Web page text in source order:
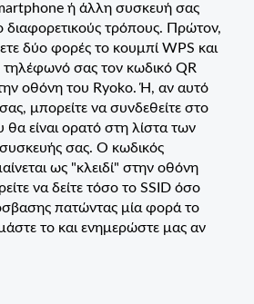
ή άλλη συσκευή σας
τρόπους. Πρώτον,
δύο φορές το κουμπί WPS και
σας τον κωδικό QR
οθόνη του Ryoko. Ή, αν αυτό
μπορείτε να συνδεθείτε στο
είναι ορατό στη λίστα των
σας. Ο κωδικός
ως "κλειδί" στην οθόνη
να δείτε τόσο το SSID όσο
πατώντας μία φορά το
το και ενημερώστε μας αν